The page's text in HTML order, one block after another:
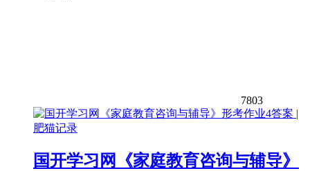
7803
国开学习网《家庭教育咨询与辅导》